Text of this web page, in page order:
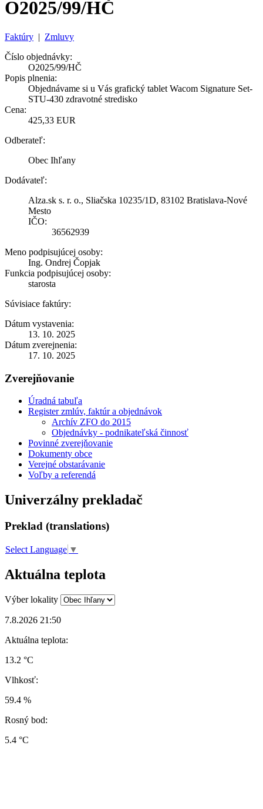
O2025/99/HČ
Faktúry | Zmluvy
Číslo objednávky:
O2025/99/HČ
Popis plnenia:
Objednávame si u Vás grafický tablet Wacom Signature Set-
STU-430 zdravotné stredisko
Cena:
425,33 EUR
Odberateľ:
Obec Ihľany
Dodávateľ:
Alza.sk s. r. o., Sliačska 10235/1D, 83102 Bratislava-Nové
Mesto
IČO:
36562939
Meno podpisujúcej osoby:
Ing. Ondrej Čopjak
Funkcia podpisujúcej osoby:
starosta
Súvisiace faktúry:
Dátum vystavenia:
13. 10. 2025
Dátum zverejnenia:
17. 10. 2025
Zverejňovanie
Úradná tabuľa
Register zmlúv, faktúr a objednávok
Archív ZFO do 2015
Objednávky - podnikateľská činnosť
Povinné zverejňovanie
Dokumenty obce
Verejné obstarávanie
Voľby a referendá
Univerzálny prekladač
Preklad (translations)
Select Language ▼
Aktuálna teplota
Výber lokality
7.8.2026 21:50
Aktuálna teplota:
13.2 °C
Vlhkosť:
59.4 %
Rosný bod:
5.4 °C